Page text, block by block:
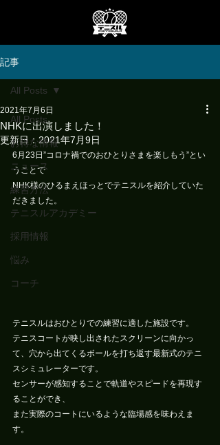
記事
All Posts
お得な情報
ニュース
練習方法
テニスルアカデミー
採用情報
悩み
コーチ
All Posts
NHKに出演しました！
2021年7月6日
更新日：2021年7月9日
6月23日”コロナ禍でのおひとりさまを楽しもう”とい
うことで
NHK様のひるまえほっとでテニスルを紹介していた
だきました。
テニスルはおひとりでの練習に適した施設です。
テニスコートが映し出されたスクリーンに向かっ
て、穴から出てくるボールを打ち返す最新式のテニ
スシミュレーターです。
センサーが感知することで軌道やスピードを再現す
ることができ、
また実際のコートにいるような臨場感を味わえま
す。